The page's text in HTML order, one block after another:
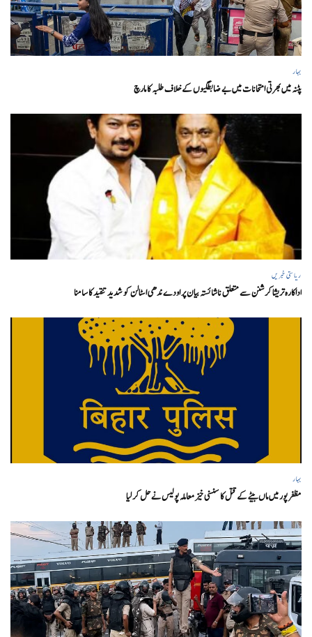
بہار
پٹنہ میں بھرتی امتحانات میں بے ضابطگیوں کے خلاف طلبہ کا مارچ
ریاستی خبریں
اداکارہ تریشا کرشنن سے متعلق ناشائستہ بیان پر اودے ندھی اسٹالن کو شدید تنقید کا سامنا
بہار
مظفر پور میں ماں بیٹے کے قتل کا سنسنی خیز معاملہ پولیس نے حل کر لیا